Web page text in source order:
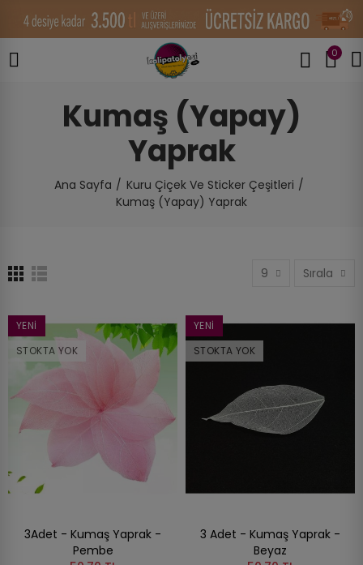
0
Kumaş (Yapay)
Yaprak
Ana Sayfa
Kuru Çiçek Ve Sticker Çeşitleri
Kumaş (Yapay) Yaprak
9 Sırala
YENI
STOKTA YOK
3Adet - Kumaş Yaprak -
Pembe
YENI
STOKTA YOK
3 Adet - Kumaş Yaprak -
Beyaz